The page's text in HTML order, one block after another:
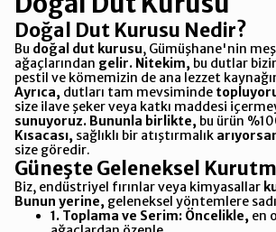
Doğal Dut Kurusu Nedir?
Bu doğal dut kurusu, Gümüşhane'nin
ağaçlarından gelir. Nitekim, bu dutlar
pestil ve kömemizin de ana lezzet
Ayrıca, dutları tam mevsiminde
size ilave şeker veya katkı maddesi
sunuyoruz. Bununla birlikte, bu ürün
Kısacası, sağlıklı bir atıştırmalık
size göredir.
Güneşte Geleneksel
Biz, endüstriyel fırınlar veya kimyasallar
Bunun yerine, geleneksel yöntemlere
1. Toplama ve Serim: Öncelikle, en